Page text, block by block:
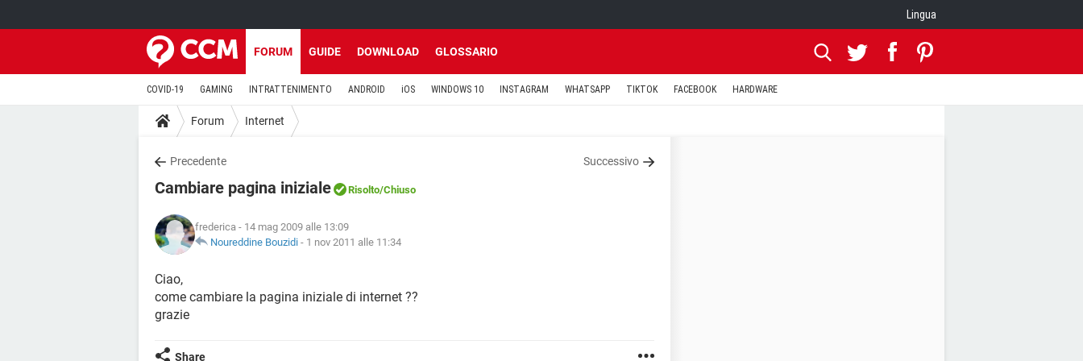
Lingua
FORUM GUIDE DOWNLOAD GLOSSARIO
COVID-19 GAMING INTRATTENIMENTO ANDROID iOS WINDOWS 10 INSTAGRAM WHATSAPP TIKTOK FACEBOOK HARDWARE
Forum Internet
Precedente Successivo
Cambiare pagina iniziale Risolto/Chiuso
frederica - 14 mag 2009 alle 13:09
Noureddine Bouzidi - 1 nov 2011 alle 11:34
Ciao,
come cambiare la pagina iniziale di internet ??
grazie
Share